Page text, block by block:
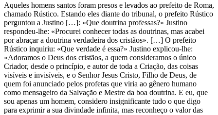
Aqueles homens santos foram presos e levados ao prefeito de Roma,
chamado Rústico. Estando eles diante do tribunal, o prefeito Rústico
perguntou a Justino […]: «Que doutrina professas?» Justino
respondeu-lhe: «Procurei conhecer todas as doutrinas, mas acabei
por abraçar a doutrina verdadeira dos cristãos». […] O prefeito
Rústico inquiriu: «Que verdade é essa?» Justino explicou-lhe:
«Adoramos o Deus dos cristãos, a quem consideramos o único
Criador, desde o princípio, e autor de toda a Criação, das coisas
visíveis e invisíveis, e o Senhor Jesus Cristo, Filho de Deus, de
quem foi anunciado pelos profetas que viria ao gênero humano
como mensageiro da Salvação e Mestre da boa doutrina. E eu, que
sou apenas um homem, considero insignificante tudo o que digo
para exprimir a sua divindade infinita, mas reconheço o valor das